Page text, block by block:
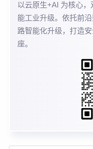
以云原生+AI 为核心
能工业升级。依托前
路智能化升级，打造
座。